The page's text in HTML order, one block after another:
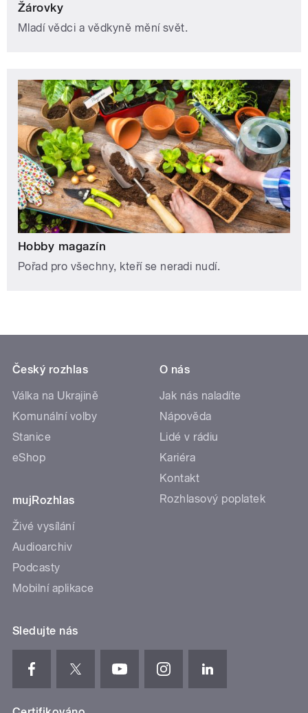
Žárovky
Mladí vědci a vědkyně mění svět.
Hobby magazín
Pořad pro všechny, kteří se neradi nudí.
Český rozhlas
Válka na Ukrajině
Komunální volby
Stanice
eShop
mujRozhlas
Živé vysílání
Audioarchiv
Podcasty
Mobilní aplikace
O nás
Jak nás naladíte
Nápověda
Lidé v rádiu
Kariéra
Kontakt
Rozhlasový poplatek
Sledujte nás